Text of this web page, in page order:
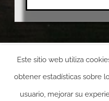
Este sitio web utiliza
obtener estadísticas sobre
usuario, mejorar su